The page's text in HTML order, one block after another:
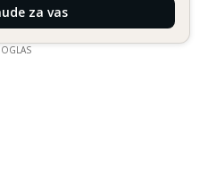
za vas
OGLAS